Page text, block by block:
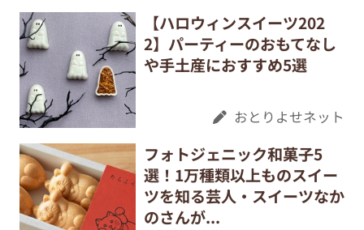
【ハロウィンスイーツ202
2】パーティーのおもてなし
や手土産におすすめ5選
おとりよせネット
フォトジェニック和菓子5
選！1万種類以上ものスイー
ツを知る芸人・スイーツなか
のさんが...